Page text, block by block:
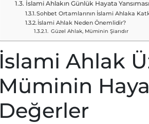
İslami Ahlakın Günlük Hayata Yansıması
Sohbet Ortamlarının İslami Ahlaka
İslami Ahlak Neden Önemlidir?
Güzel Ahlak, Müminin Şiarıdır
İslami Ahlak
Müminin
Değerler